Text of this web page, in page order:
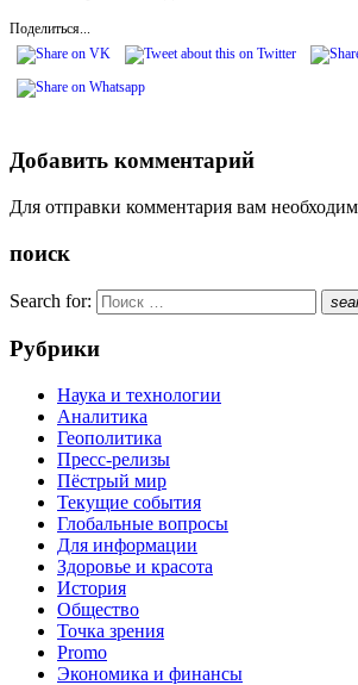
Поделиться...
Добавить комментарий
Для отправки комментария вам
поиск
Search for:
Рубрики
Наука и технологии
Аналитика
Геополитика
Пресс-релизы
Пёстрый мир
Текущие события
Глобальные вопросы
Для информации
Здоровье и красота
История
Общество
Точка зрения
Promo
Экономика и финансы